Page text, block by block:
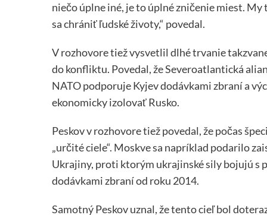
niečo úplne iné, je to úplné zničenie miest.
sa chrániť ľudské životy,“ povedal.
V rozhovore tiež vysvetlil dlhé trvanie
do konfliktu. Povedal, že Severoatlantická
NATO podporuje Kyjev dodávkami zbraní a
ekonomicky izolovať Rusko.
Peskov v rozhovore tiež povedal, že počas
„určité ciele“. Moskve sa napríklad podarilo
Ukrajiny, proti ktorým ukrajinské sily bojujú s
dodávkami zbraní od roku 2014.
Samotný Peskov uznal, že tento cieľ bol